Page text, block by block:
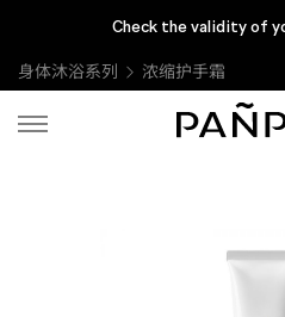
Check the validity of
身体沐浴系列
浓缩护手霜